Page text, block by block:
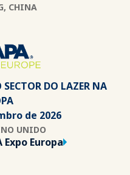
CHINA
DO LAZER NA
de 2026
UNIDO
Expo Europa